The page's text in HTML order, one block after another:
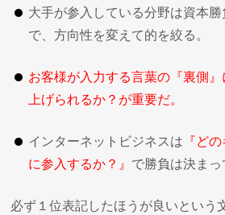
大手が参入している分野は資本
で、方向性を変えて的を絞る。
お客様が入力する言葉の『裏側
上げられるか？が重要だ。
インターネットビジネスは 『ど
に参入するか？』 で勝負は決まっ
必ず１位表記したほうが良いという